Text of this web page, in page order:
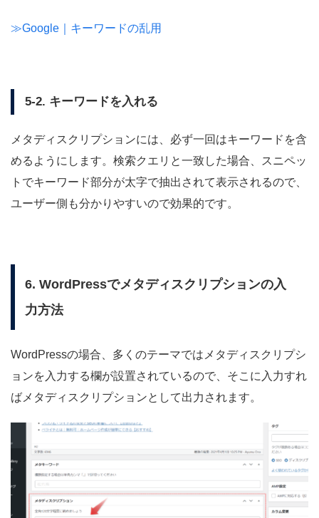
≫Google｜キーワードの乱用
5-2. キーワードを入れる
メタディスクリプションには、必ず一回はキーワードを含
めるようにします。検索クエリと一致した場合、スニペッ
トでキーワード部分が太字で抽出されて表示されるので、
ユーザー側も分かりやすいので効果的です。
6. WordPressでメタディスクリプションの入
力方法
WordPressの場合、多くのテーマではメタディスクリプシ
ョンを入力する欄が設置されているので、そこに入力すれ
ばメタディスクリプションとして出力されます。